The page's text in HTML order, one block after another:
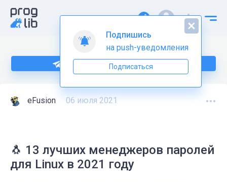
Подпишитесь на нас в Telegram
eFusion 06 июля 2021
🐧 13 лучших менеджеров паролей
для Linux в 2021 году
Подпишись
на push-уведомления
Подписаться